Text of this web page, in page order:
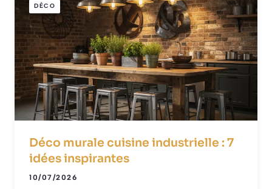
DÉCO
Déco murale cuisine industrielle : 7
idées inspirantes
10/07/2026